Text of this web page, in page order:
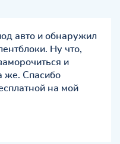
авто и обнаружил
Ну что,
и
же. Спасибо
на мой